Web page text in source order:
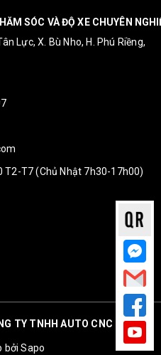
SÓC VÀ ĐỘ XE CHUYÊN
Lực, X. Bù Nho, H. Phú Riềng,
T2-T7 (Chủ Nhật 7h30-17h00)
TY TNHH AUTO CNC
bởiSapo